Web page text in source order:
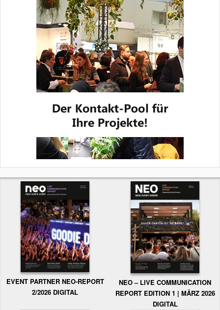
EVENT PARTNER NEO-REPORT
2/2026 DIGITAL
NEO – LIVE COMMUNICATION
REPORT EDITION 1 | MÄRZ 2026
DIGITAL